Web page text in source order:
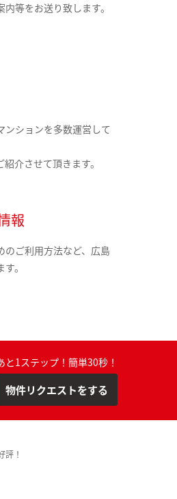
等をお送り致します。
ンションを多数運営して
介させて頂きます。
報
のご利用方法など、広島
。
と1ステップ！簡単30秒！
物件リクエストをする
評！